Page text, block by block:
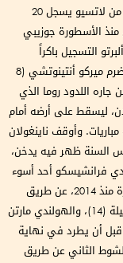
الأرجنتيني ماورو إيكاردي قائد إنتر، ليصبح أول لاعب من لاتسيو يسجل 20
الأسطورة جوزيبي
لويس ألبرتو التسجيل باكراً
للاتسيو (5)، فيما سجّل هدفي سبال المهاجم المخضرم ميركو أنتينوتشي (8
جاره اللدود روما الذي
ليسقط على أرضه أمام
ثلاث مباريات. وأوقف ناينغولان
السنة ظهر فيه يدخن،
فرانشيسكو أحد أسوء
أشواطه ومني بهدفين في أول ثلث ساعة، لأول مرة منذ 2014، عن طريق
الدنماركي أندرياس كورنيليوس من يسارية أرضية جميلة (14)، والهولندي مارتن
من تسديدة أرضية من حافة المنطقة (19)، قبل أن يطرد في نهاية
الثاني عن طريق